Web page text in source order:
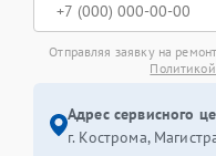
Отправляя заявку на
Адрес сервисного
г. Кострома,